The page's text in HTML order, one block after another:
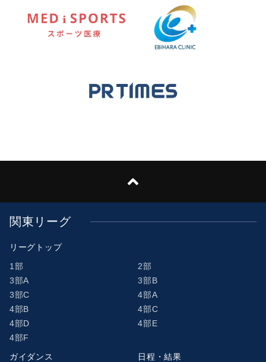
関東リーグ
リーグトップ
1部
2部
3部A
3部B
3部C
4部A
4部B
4部C
4部D
4部E
4部F
ガイダンス
日程・結果